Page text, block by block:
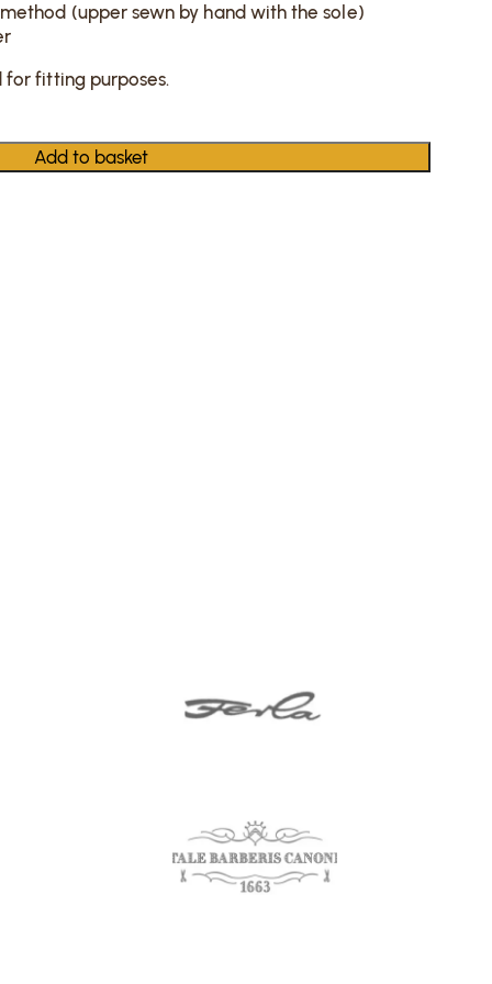
method (upper sewn by hand with the sole)
for fitting purposes.
Add to basket